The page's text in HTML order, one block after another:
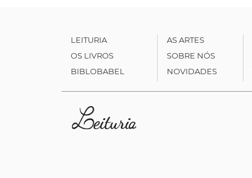
LEITURIA
OS LIVROS
BIBLOBABEL
AS ARTES
SOBRE NÓS
NOVIDADES